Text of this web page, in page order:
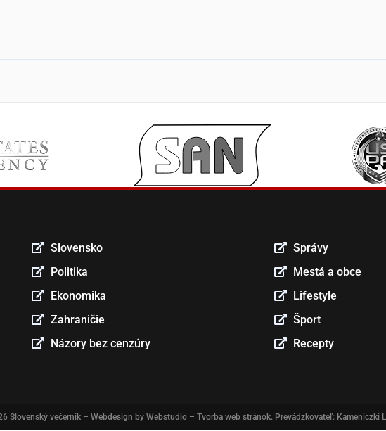
Slovensko
Politika
Ekonomika
Zahraničie
Názory bez cenzúry
Správy
Mestá a obce
Lifestyle
Šport
Recepty
Slovenský večerník – Webdesign by Webstudio – Tvorba web stránok. Prevádzkovateľ: Kameniczki